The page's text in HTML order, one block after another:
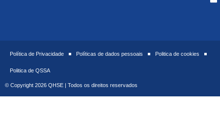
© Copyright 2026 QHSE | Todos os direitos reservados
Política de Privacidade Políticas de dados pessoais Politica de cookies
Politica de QSSA